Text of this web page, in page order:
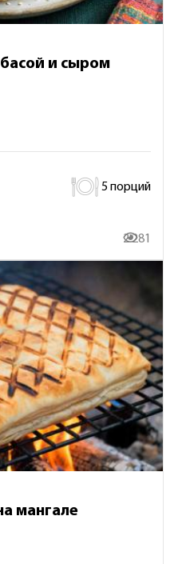
и сыром
5 порций
2 281
мангале